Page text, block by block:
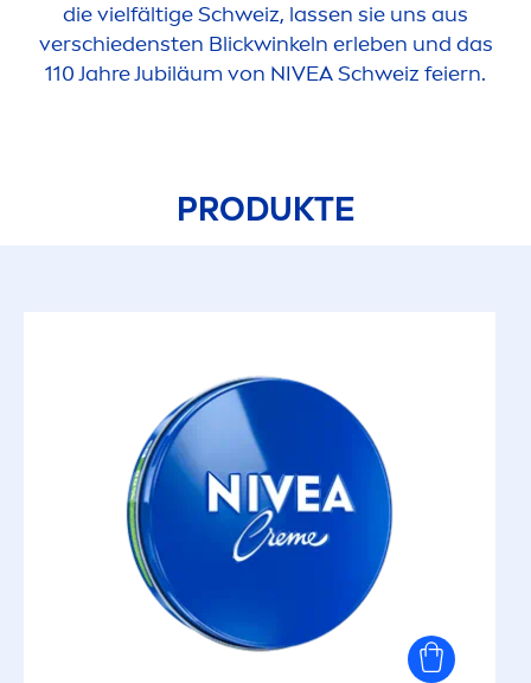
die vielfältige Schweiz, lassen sie uns aus
verschiedensten Blickwinkeln erleben und das
110 Jahre Jubiläum von NIVEASchweiz feiern.
PRODUKTE